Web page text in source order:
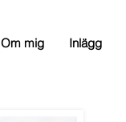
Om mig Inlägg